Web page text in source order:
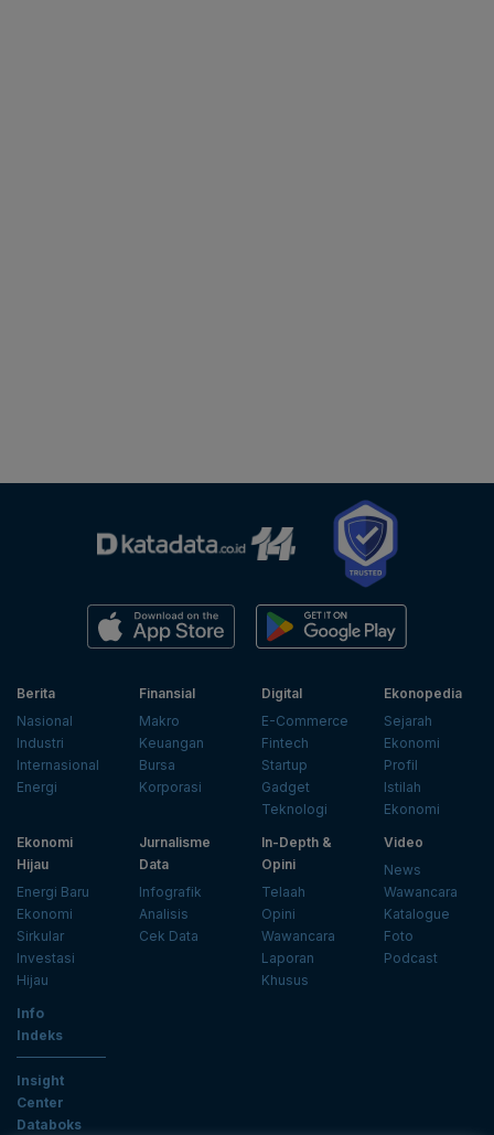
Berita
Nasional
Industri
Internasional
Energi
Finansial
Makro
Keuangan
Bursa
Korporasi
Digital
E-Commerce
Fintech
Startup
Gadget
Teknologi
Ekonopedia
Sejarah
Ekonomi
Profil
Istilah
Ekonomi
Ekonomi
Hijau
Energi Baru
Ekonomi
Sirkular
Investasi
Hijau
Jurnalisme
Data
Infografik
Analisis
Cek Data
In-Depth &
Opini
Telaah
Opini
Wawancara
Laporan
Khusus
Video
News
Wawancara
Katalogue
Foto
Podcast
Info
Indeks
Insight
Center
Databoks